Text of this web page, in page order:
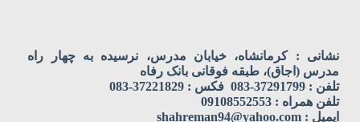
نشانی : کرمانشاه، خیابان مدرس، نرسیده به چهار راه
مدرس (اجاق)، طبقه فوقانی بانک رفاه
تلفن : 37291799-083 فکس : 37221829-083
تلفن همراه : 09108552553
ایمیل : shahreman94@yahoo.com